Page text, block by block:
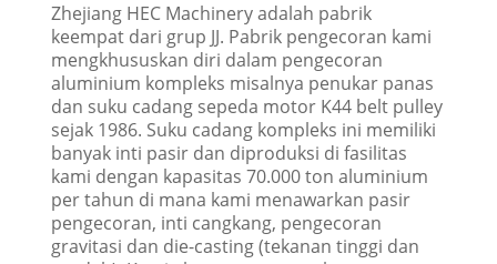
Zhejiang HEC Machinery adalah pabrik
keempat dari grup JJ. Pabrik pengecoran kami
mengkhususkan diri dalam pengecoran
aluminium kompleks misalnya penukar panas
dan suku cadang sepeda motor K44 belt pulley
sejak 1986. Suku cadang kompleks ini memiliki
banyak inti pasir dan diproduksi di fasilitas
kami dengan kapasitas 70.000 ton aluminium
per tahun di mana kami menawarkan pasir
pengecoran, inti cangkang, pengecoran
gravitasi dan die-casting (tekanan tinggi dan